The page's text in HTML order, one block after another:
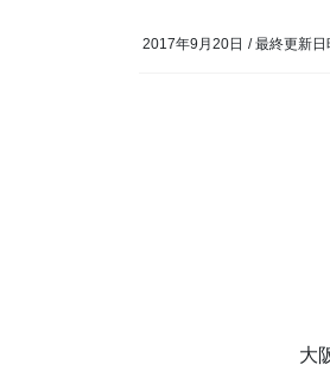
2017年9月20日 / 最終更新日
大